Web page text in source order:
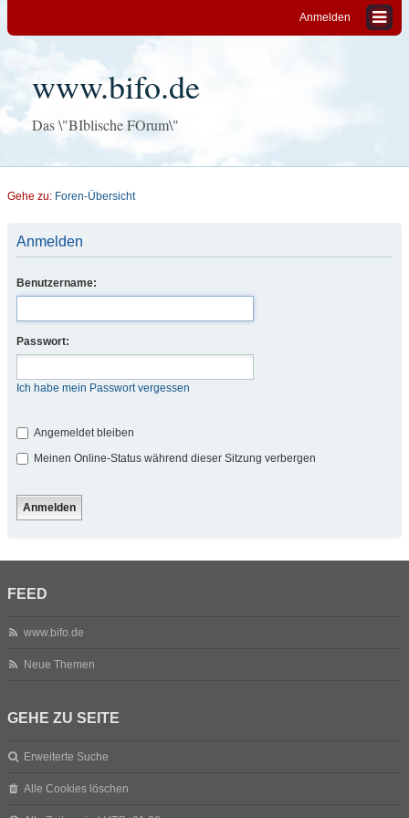
Anmelden
www.bifo.de
Das \"BIblische FOrum\"
Gehe zu: Foren-Übersicht
Anmelden
Benutzername:
Passwort:
Ich habe mein Passwort vergessen
Angemeldet bleiben
Meinen Online-Status während dieser Sitzung verbergen
FEED
www.bifo.de
Neue Themen
GEHE ZU SEITE
Erweiterte Suche
Alle Cookies löschen